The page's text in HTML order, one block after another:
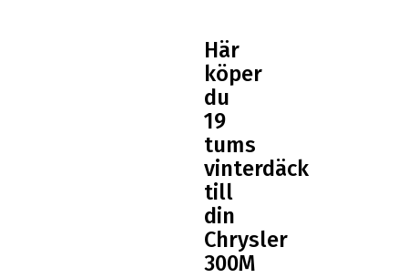
Här
köper
du
19
tums
vinterdäck
till
din
Chrysler
300M